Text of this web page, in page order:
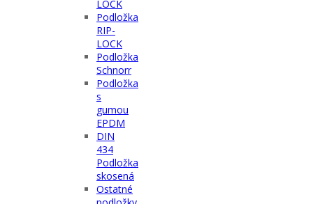
LOCK
Podložka
RIP-
LOCK
Podložka
Schnorr
Podložka
s
gumou
EPDM
DIN
434
Podložka
skosená
Ostatné